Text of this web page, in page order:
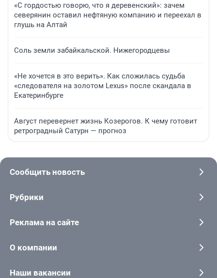
«С гордостью говорю, что я деревенский»: зачем
северянин оставил нефтяную компанию и переехал в
глушь на Алтай
Соль земли забайкальской. Нижегородцевы
«Не хочется в это верить». Как сложилась судьба
«следователя на золотом Lexus» после скандала в
Екатеринбурге
Август перевернет жизнь Козерогов. К чему готовит
ретроградный Сатурн — прогноз
Сообщить новость
Рубрики
Реклама на сайте
О компании
Наши вакансии